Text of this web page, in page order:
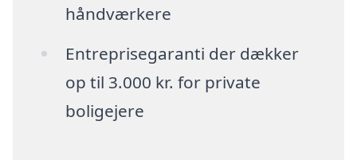
håndværkere
Entreprisegaranti der dækker
op til 3.000 kr. for private
boligejere